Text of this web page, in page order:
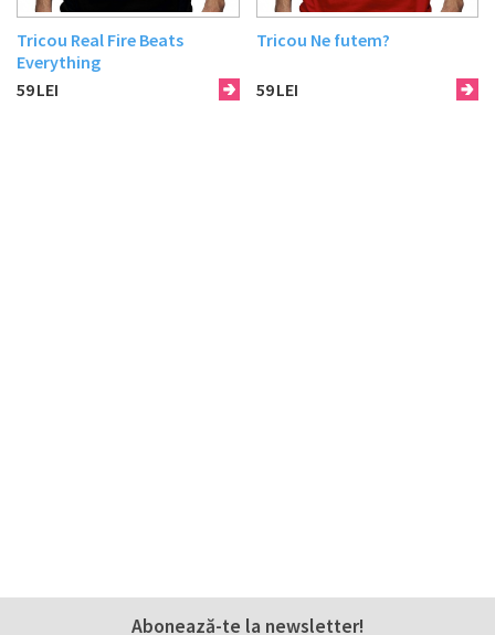
Tricou Real Fire Beats
Everything
59LEI
Tricou Ne futem?
59LEI
Abonează-te la newsletter!